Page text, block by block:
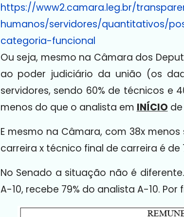
https://www2.camara.leg.br/
humanos/servidores/quantitativos/
categoria-funcional
Ou seja, mesmo na Câmara dos
ao poder judiciário da união (os
servidores, sendo 60% de técnicos e
menos do que o analista em INÍCIO
E mesmo na Câmara, com 38x
carreira x técnico final de carreira é
No Senado a situação não é
A-10, recebe 79% do analista A-10.